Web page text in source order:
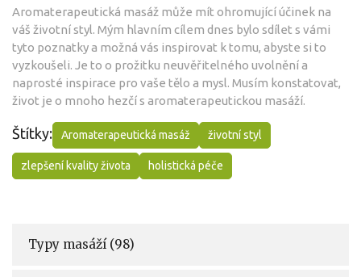
Aromaterapeutická masáž může mít ohromující účinek na
váš životní styl. Mým hlavním cílem dnes bylo sdílet s vámi
tyto poznatky a možná vás inspirovat k tomu, abyste si to
vyzkoušeli. Je to o prožitku neuvěřitelného uvolnění a
naprosté inspirace pro vaše tělo a mysl. Musím konstatovat,
život je o mnoho hezčí s aromaterapeutickou masáží.
Štítky: Aromaterapeutická masáž životní styl
zlepšení kvality života holistická péče
Typy masáží (98)